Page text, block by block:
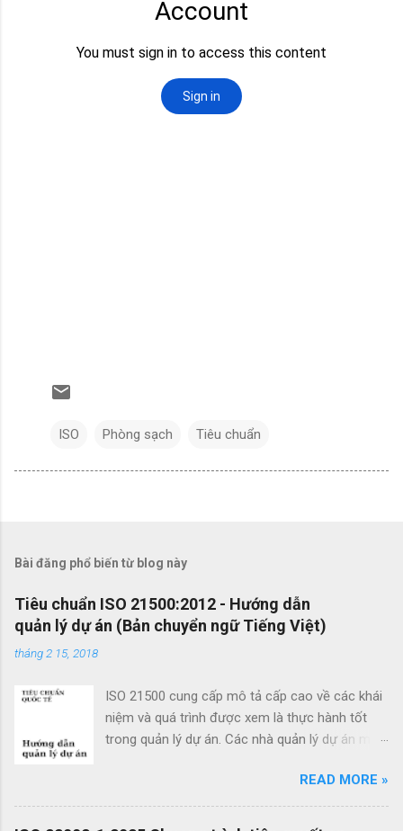
ISO Phòng sạch Tiêu chuẩn
Bài đăng phổ biến từ blog này
Tiêu chuẩn ISO 21500:2012 - Hướng dẫn
quản lý dự án (Bản chuyển ngữ Tiếng Việt)
tháng 2 15, 2018
ISO 21500 cung cấp mô tả cấp cao về các khái
niệm và quá trình được xem là thực hành tốt
trong quản lý dự án. Các nhà quản lý dự án mới
nghiệm có thể sử dụng hướng dẫn quản lý dự
án theo tiêu chuẩn này để cải thiện thành công
của dự án và đạt được kết quả kinh doanh. Các
READ MORE »